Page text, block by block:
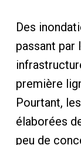
Des
passant par
première
Pourtant,
élaborées
peu de